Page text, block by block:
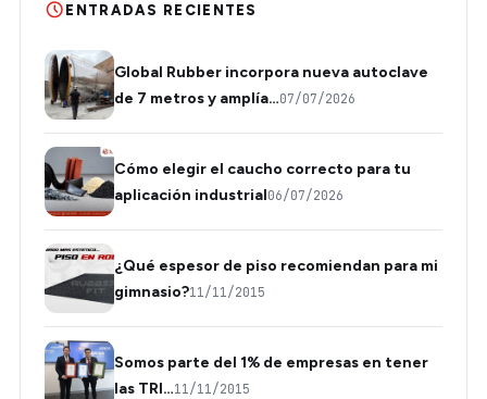
ENTRADAS RECIENTES
Global Rubber incorpora nueva autoclave
de 7 metros y amplía…07/07/2026
Cómo elegir el caucho correcto para tu
aplicación industrial06/07/2026
¿Qué espesor de piso recomiendan para mi
gimnasio?11/11/2015
Somos parte del 1% de empresas en tener
las TRI…11/11/2015